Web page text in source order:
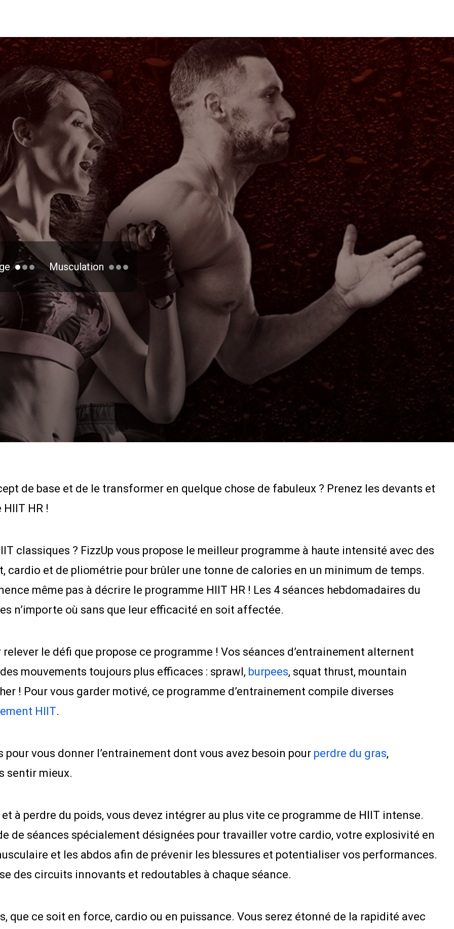
Musculation
de base et de le transformer en quelque chose de fabuleux ? Prenez les devants et
HR !
classiques ? FizzUp vous propose le meilleur programme à haute intensité avec des
et de pliométrie pour brûler une tonne de calories en un minimum de temps.
même pas à décrire le programme HIIT HR ! Les 4 séances hebdomadaires du
n’importe où sans que leur efficacité en soit affectée.
le défi que propose ce programme ! Vos séances d’entrainement alternent
mouvements toujours plus efficaces : sprawl, burpees, squat thrust, mountain
! Pour vous garder motivé, ce programme d’entrainement compile diverses
HIIT.
vous donner l’entrainement dont vous avez besoin pour perdre du gras,
sentir mieux.
à perdre du poids, vous devez intégrer au plus vite ce programme de HIIT intense.
de séances spécialement désignées pour travailler votre cardio, votre explosivité en
et les abdos afin de prévenir les blessures et potentialiser vos performances.
des circuits innovants et redoutables à chaque séance.
que ce soit en force, cardio ou en puissance. Vous serez étonné de la rapidité avec